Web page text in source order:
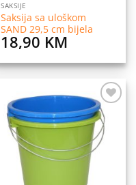
SAKSIJE
Saksija sa uloškom
SAND 29,5 cm bijela
18,90 KM
Dodaj
na
listu
želja